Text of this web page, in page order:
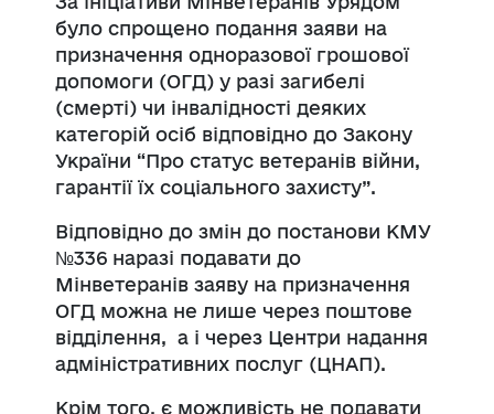
було спрощено подання заяви на
призначення одноразової грошової
допомоги (ОГД) у разі загибелі
(смерті) чи інвалідності деяких
категорій осіб відповідно до Закону
України “Про статус ветеранів війни,
гарантії їх соціального захисту”.
Відповідно до змін до постанови КМУ
№336 наразі подавати до
Мінветеранів заяву на призначення
ОГД можна не лише через поштове
відділення, а і через Центри надання
адміністративних послуг (ЦНАП).
Крім того, є можливість не подавати